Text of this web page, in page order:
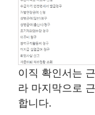
이직 확인서는
라 마지막으로
합니다.